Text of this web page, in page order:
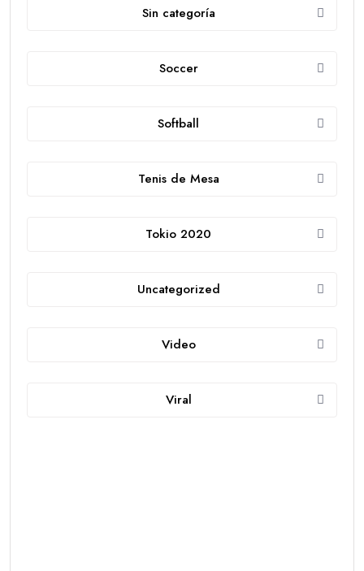
Sin categoría
Soccer
Softball
Tenis de Mesa
Tokio 2020
Uncategorized
Video
Viral